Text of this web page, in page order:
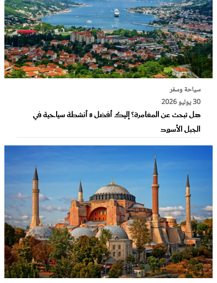
سياحة وسفر
30 يوليو 2026
هل تبحث عن المغامرة؟ إليك أفضل 8 أنشطة سياحية في
الجبل الأسود